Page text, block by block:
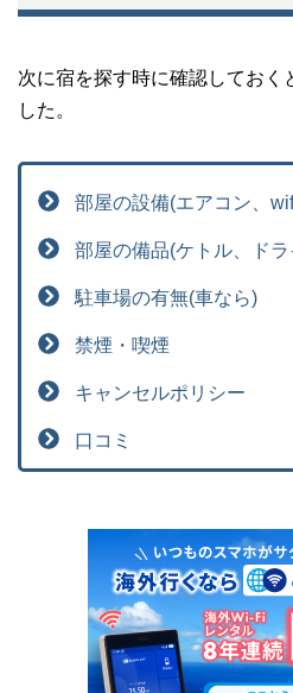
次に宿を探す時に確認しておく
した。
部屋の設備(エアコン、
部屋の備品(ケトル、ド
駐車場の有無(車なら)
禁煙・喫煙
キャンセルポリシー
口コミ